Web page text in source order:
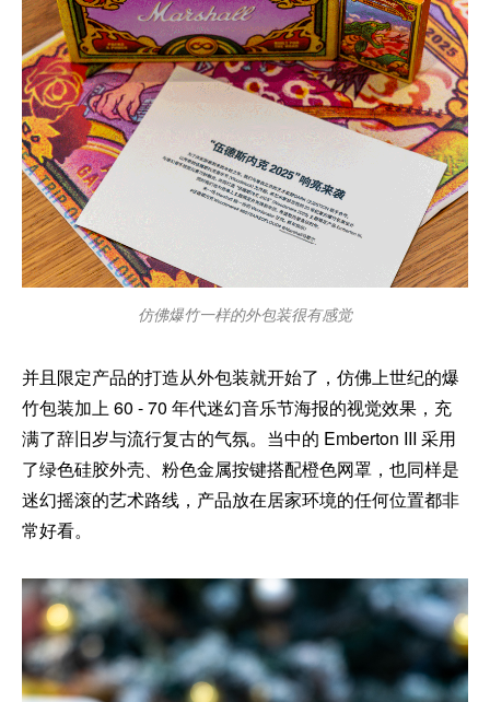
仿佛爆竹一样的外包装很有感觉
并且限定产品的打造从外包装就开始了，仿佛上世纪的爆
竹包装加上 60 - 70 年代迷幻音乐节海报的视觉效果，充
满了辞旧岁与流行复古的气氛。当中的 Emberton III 采用
了绿色硅胶外壳、粉色金属按键搭配橙色网罩，也同样是
迷幻摇滚的艺术路线，产品放在居家环境的任何位置都非
常好看。